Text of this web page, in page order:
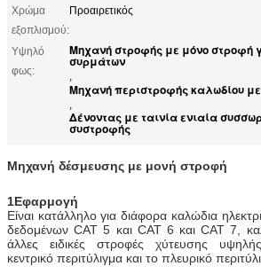
Χρώμα
εξοπλισμού:
Προαιρετικός
Υψηλό
φως:
Μηχανή στροφής με μόνο στροφή
συρμάτων
,
Μηχανή περιστροφής καλωδίου
,
Δένοντας με ταινία ενιαία
συστροφής
Μηχανή δέσμευσης με μονή στροφή
1Εφαρμογή
Είναι κατάλληλο για διάφορα καλώδια
δεδομένων CAT 5 και CAT 6 και CAT 7,
άλλες ειδικές στροφές χύτευσης
κεντρικό περιτύλιγμα και το πλευρικό